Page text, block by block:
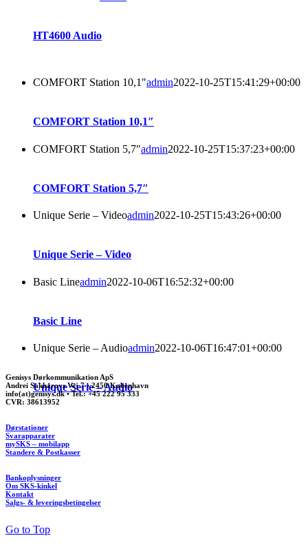
HT4600 Audio
COMFORT Station 10,1″admin2022-10-25T15:41:29+00:00
COMFORT Station 10,1″
COMFORT Station 5,7″admin2022-10-25T15:37:23+00:00
COMFORT Station 5,7″
Unique Serie – Videoadmin2022-10-25T15:43:26+00:00
Unique Serie – Video
Basic Lineadmin2022-10-06T16:52:32+00:00
Basic Line
Unique Serie – Audioadmin2022-10-06T16:47:01+00:00
Unique Serie – Audio
Genisys Dørkommunikation ApS
Andrei Sakharovs Vej 7 • 2450 København
info(at)genisys.dk • Tel.: +45 222 95 333
CVR: 38613952
Dørstationer
Svarapparater
mySKS – mobilapp
Standere & Postkasser
Bankoplysninger
Om SKS-kinkel
Kontakt
Salgs- & leveringsbetingelser
Go to Top